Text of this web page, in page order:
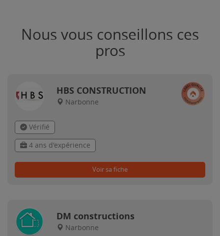
Nous vous conseillons ces
pros
HBS CONSTRUCTION
Narbonne
Vérifié
4 ans d'expérience
Voir sa fiche
DM constructions
Narbonne